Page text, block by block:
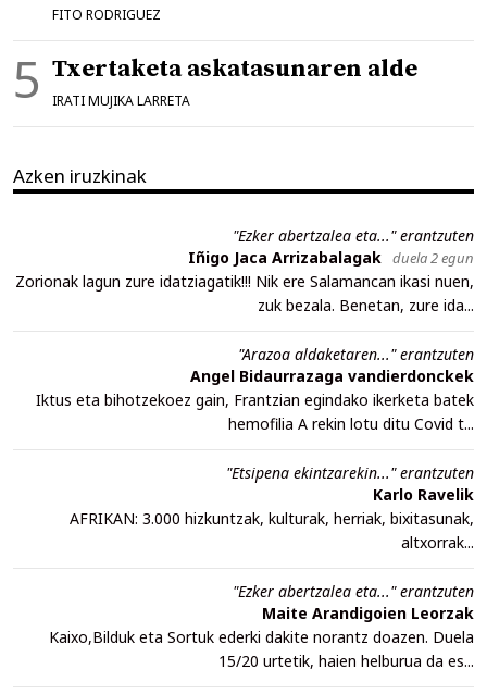
FITO RODRIGUEZ
Txertaketa askatasunaren alde
IRATI MUJIKA LARRETA
Azken iruzkinak
"Ezker abertzalea eta..." erantzuten
Iñigo Jaca Arrizabalagak duela 2 egun
Zorionak lagun zure idatziagatik!!! Nik ere Salamancan ikasi nuen,
zuk bezala. Benetan, zure ida...
"Arazoa aldaketaren..." erantzuten
Angel Bidaurrazaga vandierdonckek
Iktus eta bihotzekoez gain, Frantzian egindako ikerketa batek
hemofilia A rekin lotu ditu Covid t...
"Etsipena ekintzarekin..." erantzuten
Karlo Ravelik
AFRIKAN: 3.000 hizkuntzak, kulturak, herriak, bixitasunak,
altxorrak...
"Ezker abertzalea eta..." erantzuten
Maite Arandigoien Leorzak
Kaixo,Bilduk eta Sortuk ederki dakite norantz doazen. Duela
15/20 urtetik, haien helburua da es...